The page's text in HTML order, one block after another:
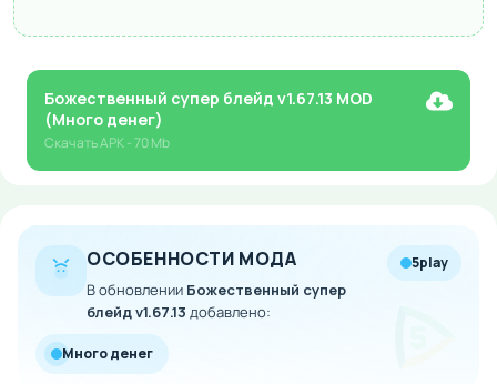
Божественный супер блейд v1.67.13 MOD
(Много денег)
СкачатьAPK- 70 Mb
ОСОБЕННОСТИ МОДА
В обновлении Божественный супер
блейд v1.67.13 добавлено:
5play
Много денег